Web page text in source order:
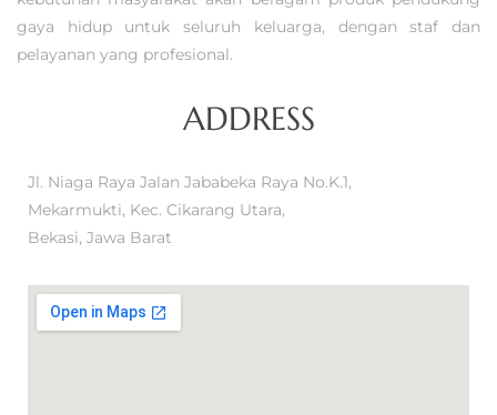
gaya hidup untuk seluruh keluarga, dengan staf dan
pelayanan yang profesional.
ADDRESS
Jl. Niaga Raya Jalan Jababeka Raya No.K.1,
Mekarmukti, Kec. Cikarang Utara,
Bekasi, Jawa Barat